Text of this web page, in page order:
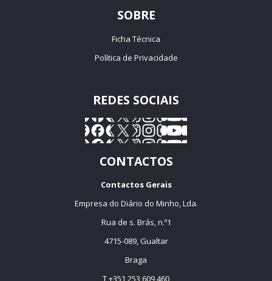
SOBRE
Ficha Técnica
Política de Privacidade
REDES SOCIAIS
CONTACTOS
Contactos Gerais
Empresa do Diário do Minho, Lda.
Rua de s. Brás, n.º1
4715-089, Gualtar
Braga
T +351 253 609 460